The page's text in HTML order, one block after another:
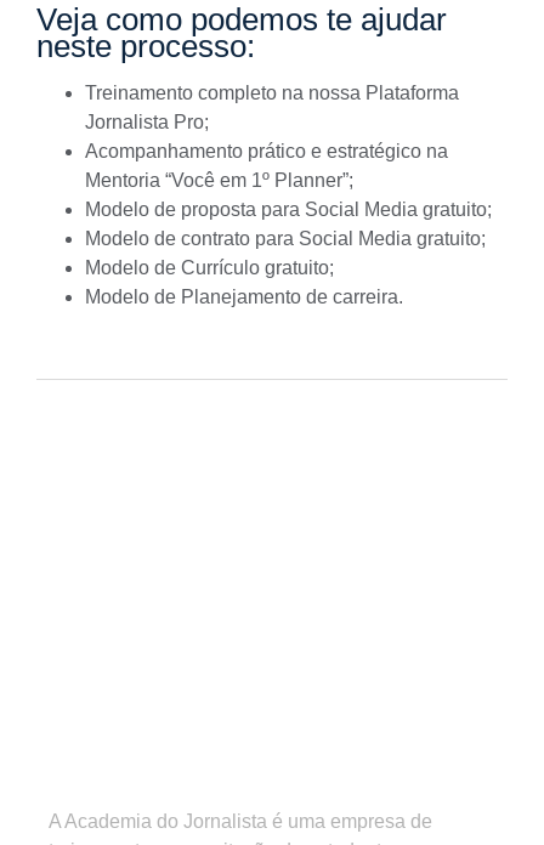
Veja como podemos te ajudar
neste processo:
Treinamento completo na nossa Plataforma
Jornalista Pro;
Acompanhamento prático e estratégico na
Mentoria “Você em 1º Planner”;
Modelo de proposta para Social Media gratuito;
Modelo de contrato para Social Media gratuito;
Modelo de Currículo gratuito;
Modelo de Planejamento de carreira.
A Academia do Jornalista é uma empresa de